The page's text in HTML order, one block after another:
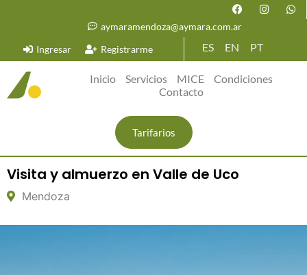
aymaramendoza@aymara.com.ar
Ingresar
Registrarme ES EN PT
Inicio Servicios MICE
Condiciones
Contacto
Tarifarios
Visita y almuerzo en Valle de Uco
Mendoza